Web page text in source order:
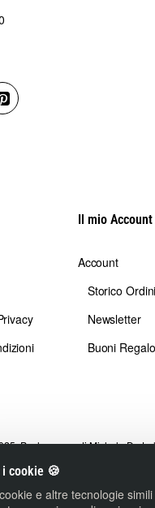
cookie 🍪
e altre tecnologie
Il mio Account
Account
Storico Ordini
Newsletter
Buoni Regalo
Pachamama di Michele De
vietata la riproduzione -